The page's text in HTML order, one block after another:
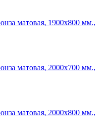
матовая, 1900х800 мм.,
матовая, 2000х700 мм.,
матовая, 2000х800 мм.,